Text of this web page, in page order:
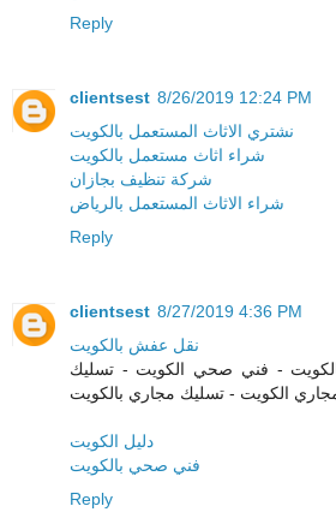
Reply
clientsest 8/26/2019 12:24 PM
نشتري الاثاث المستعمل بالكويت
شراء اثاث مستعمل بالكويت
شركة تنظيف بجازان
شراء الاثاث المستعمل بالرياض
Reply
clientsest 8/27/2019 4:36 PM
نقل عفش بالكويت
- فني صحي الكويت - تسليك
الكويت - تسليك مجاري بالكويت
دليل الكويت
فني صحي بالكويت
Reply